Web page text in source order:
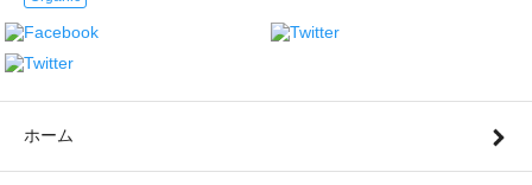
ホーム